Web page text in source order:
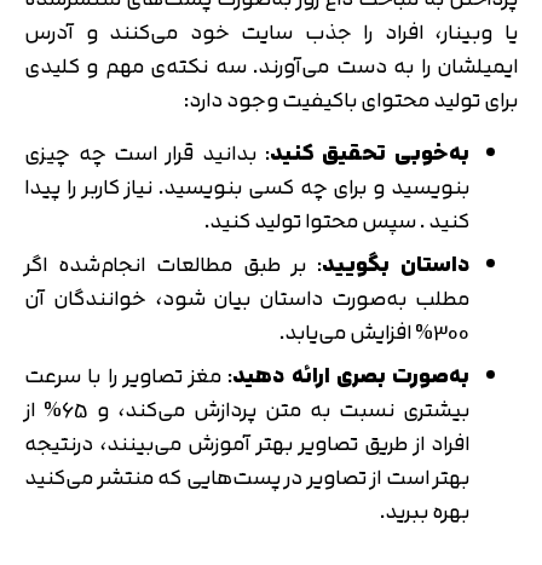
یا وبینار، افراد را جذب سایت خود می‌کنند و آدرس
ایمیلشان را به دست می‌آورند. سه نکته‌ی مهم و کلیدی
برای تولید محتوای باکیفیت وجود دارد:
به‌خوبی تحقیق کنید: بدانید قرار است چه چیزی
بنویسید و برای چه کسی بنویسید. نیاز کاربر را پیدا
کنید . سپس محتوا تولید کنید.
داستان بگویید: بر طبق مطالعات انجام‌شده اگر
مطلب به‌صورت داستان بیان شود، خوانندگان آن
300% افزایش می‌یابد.
به‌صورت بصری ارائه دهید: مغز تصاویر را با سرعت
بیشتری نسبت به متن پردازش می‌کند، و 65% از
افراد از طریق تصاویر بهتر آموزش می‌بینند، درنتیجه
بهتر است از تصاویر در پست‌هایی که منتشر می‌کنید
بهره ببرید.